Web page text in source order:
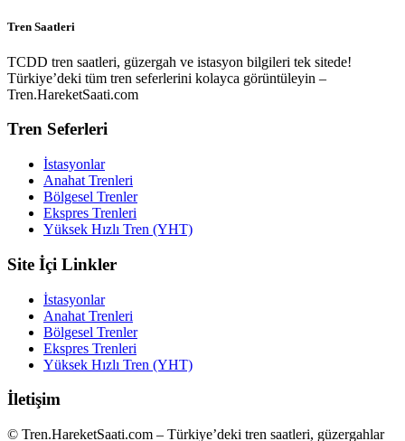
Tren Saatleri
TCDD tren saatleri, güzergah ve istasyon bilgileri tek sitede!
Türkiye’deki tüm tren seferlerini kolayca görüntüleyin –
Tren.HareketSaati.com
Tren Seferleri
İstasyonlar
Anahat Trenleri
Bölgesel Trenler
Ekspres Trenleri
Yüksek Hızlı Tren (YHT)
Site İçi Linkler
İstasyonlar
Anahat Trenleri
Bölgesel Trenler
Ekspres Trenleri
Yüksek Hızlı Tren (YHT)
İletişim
© Tren.HareketSaati.com – Türkiye’deki tren saatleri, güzergahlar